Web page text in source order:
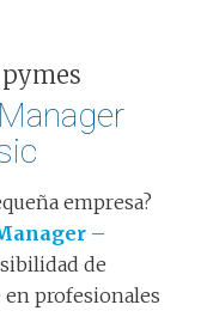
empresa?
–
de
profesionales